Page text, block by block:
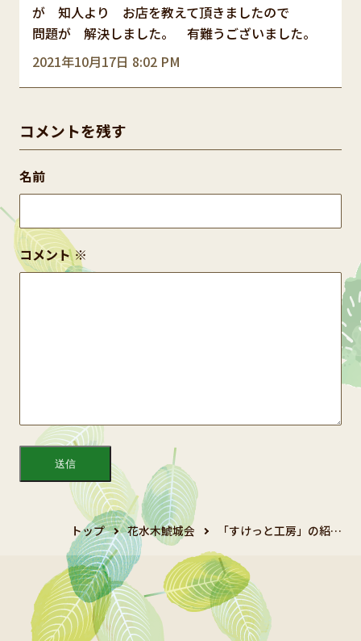
2021年10月17日 8:02 PM
が 知人より お店を教えて頂きましたので
問題が 解決しました。 有難うございました。
コメントを残す
コメント※
名前
トップ 花水木鯱城会 「すけっと工房」の紹…